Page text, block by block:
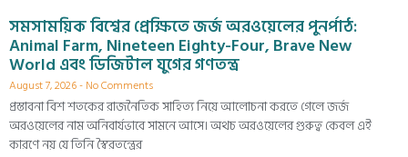
সমসাময়িক বিশ্বের প্রেক্ষিতে জর্জ অরওয়েলের পুনর্পাঠ:
Animal Farm, Nineteen Eighty-Four, Brave New
World এবং ডিজিটাল যুগের গণতন্ত্র
August 7, 2026 No Comments
প্রস্তাবনা বিশ শতকের রাজনৈতিক সাহিত্য নিয়ে আলোচনা করতে গেলে জর্জ
অরওয়েলের নাম অনিবার্যভাবে সামনে আসে। অথচ অরওয়েলের গুরুত্ব কেবল এই
কারণে নয় যে তিনি স্বৈরতন্ত্রের